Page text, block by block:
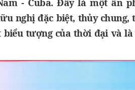
- Cuba. Đây là một ấn
nghị đặc biệt, thủy chung,
tượng của thời đại và